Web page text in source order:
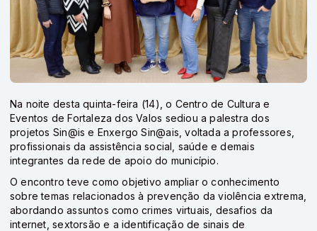
Na noite desta quinta-feira (14), o Centro de Cultura e
Eventos de Fortaleza dos Valos sediou a palestra dos
projetos Sin@is e Enxergo Sin@ais, voltada a professores,
profissionais da assistência social, saúde e demais
integrantes da rede de apoio do município.
O encontro teve como objetivo ampliar o conhecimento
sobre temas relacionados à prevenção da violência extrema,
abordando assuntos como crimes virtuais, desafios da
internet, sextorsão e a identificação de sinais de